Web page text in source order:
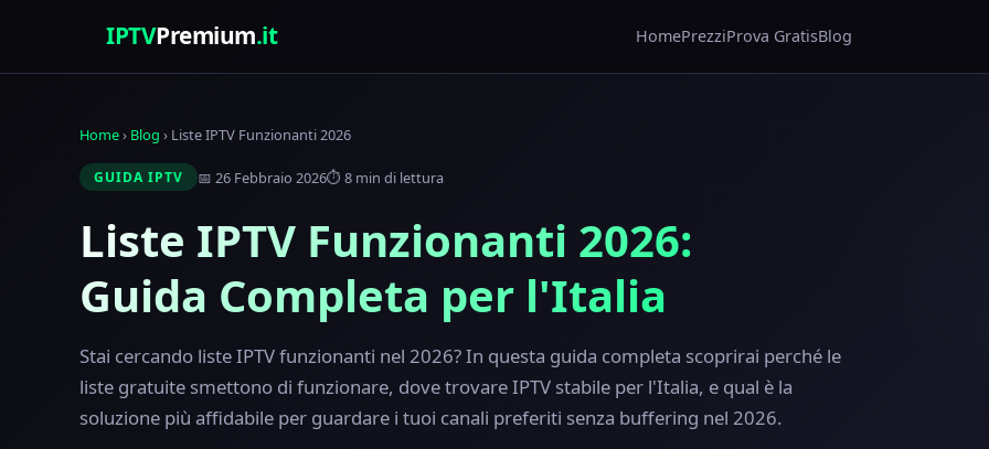
IPTVPremium.it HomePrezziProva GratisBlog
Home› Blog › Liste IPTV Funzionanti 2026
GUIDA IPTV 📅 26 Febbraio 2026⏱️ 8 min di lettura
Liste IPTV Funzionanti 2026:
Guida Completa per l'Italia
Stai cercando liste IPTV funzionanti nel 2026? In questa guida completa scoprirai perché le
liste gratuite smettono di funzionare, dove trovare IPTV stabile per l'Italia, e qual è la
soluzione più affidabile per guardare i tuoi canali preferiti senza buffering nel 2026.